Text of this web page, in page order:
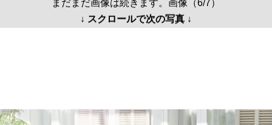
まだまだ画像は続きます。画像（6/7）
↓ スクロールで次の写真 ↓